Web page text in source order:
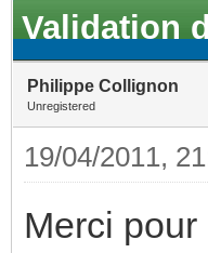
Validation
Philippe Collignon
Unregistered
19/04/2011,
Merci